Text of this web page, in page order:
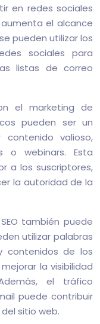
en redes sociales
el alcance
pueden utilizar los
sociales para
listas de correo
el marketing de
pueden ser un
contenido valioso,
o webinars. Esta
a los suscriptores,
la autoridad de la
también puede
utilizar palabras
contenidos de los
la visibilidad
el tráfico
puede contribuir
sitio web.